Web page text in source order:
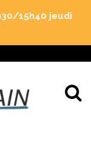
15h40 jeudi